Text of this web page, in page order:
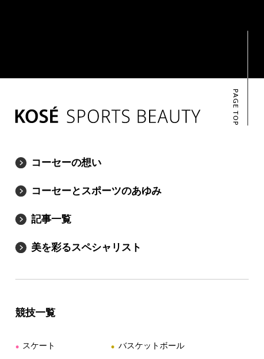
PAGE TOP
コーセーの想い
コーセーとスポーツのあゆみ
記事一覧
美を彩るスペシャリスト
競技一覧
● スケート ● バスケットボール